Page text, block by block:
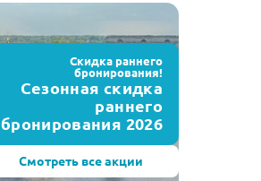
Скидка раннего
бронирования!
Сезонная скидка
раннего
бронирования 2026
Смотреть все акции